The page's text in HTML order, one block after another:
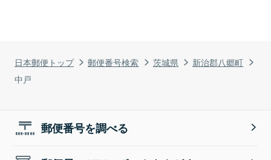
日本郵便トップ 郵便番号検索 茨城県
新治郡八郷町
中戸
郵便番号を調べる